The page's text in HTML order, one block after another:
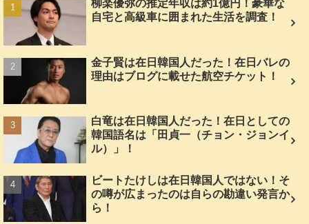
柳楽優弥の推定年収は約1億円！豪華な
自宅と高級車に囲まれた生活を調査！
金子賢は在日韓国人だった！在日バレの
理由はブログに載せた航空チケット！
白竜は在日韓国人だった！在日としての
韓国語名は「田貞一（チョン・ジョンイ
ル）」！
ビートたけしは在日韓国人ではない！そ
の噂が広まったのは自らの勘違い発言か
ら！